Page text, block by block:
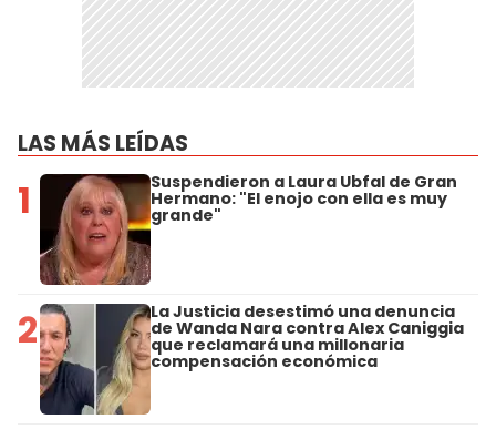
LAS MÁS LEÍDAS
1 Suspendieron a Laura Ubfal de Gran
Hermano: "El enojo con ella es muy
grande"
2 La Justicia desestimó una denuncia
de Wanda Nara contra Alex Caniggia
que reclamará una millonaria
compensación económica